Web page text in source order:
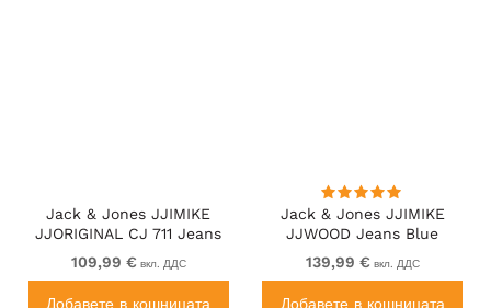
Jack & Jones JJIMIKE
JJORIGINAL CJ 711 Jeans
Dark Blue
109,99 € вкл. ДДС
Добавете в кошницата
Jack & Jones JJIMIKE
JJWOOD Jeans Blue
139,99 € вкл. ДДС
Добавете в кошницата